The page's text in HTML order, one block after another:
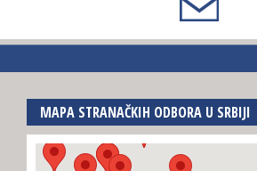
MAPA STRANAČKIH ODBORA U SRBIJI